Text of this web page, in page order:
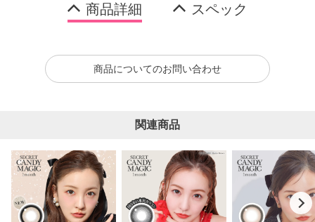
商品詳細 スペック
商品についてのお問い合わせ
関連商品